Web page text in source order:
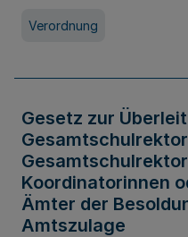
Verordnung
Gesetz zur
Koordinatorinnen
Ämter der
Amtszulage